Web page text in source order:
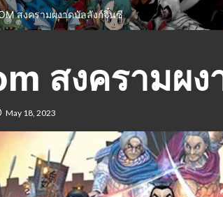
สงครามผงาดบัลลังก์จิ๋นซี
สงครามผ
May 18, 2023